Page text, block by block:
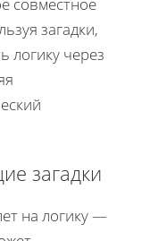
загадки,
логику через
загадки
на логику —